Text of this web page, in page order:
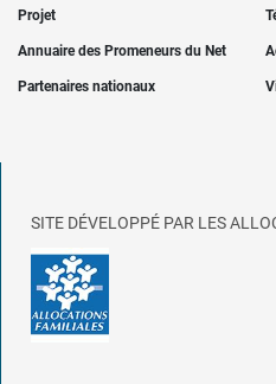
Projet
Annuaire des Promeneurs du Net
Partenaires nationaux
SITE DÉVELOPPÉ PAR LES